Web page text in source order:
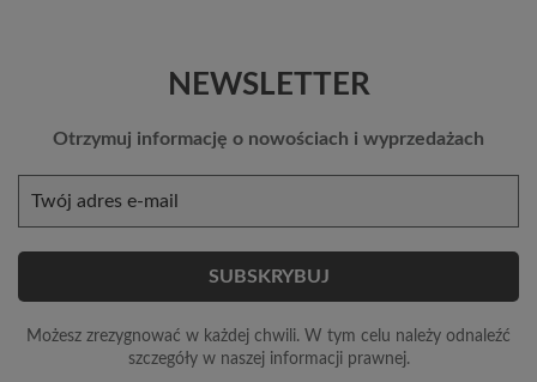
NEWSLETTER
Otrzymuj informację o nowościach i wyprzedażach
Możesz zrezygnować w każdej chwili. W tym celu należy odnaleźć
szczegóły w naszej informacji prawnej.